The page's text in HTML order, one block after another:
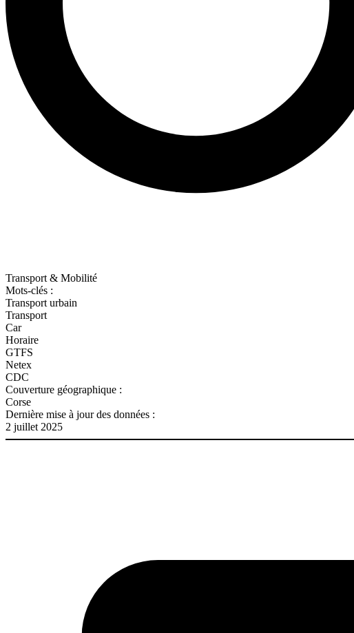
Transport & Mobilité
Mots-clés :
Transport urbain
Transport
Car
Horaire
GTFS
Netex
CDC
Couverture géographique :
Corse
Dernière mise à jour des données :
2 juillet 2025